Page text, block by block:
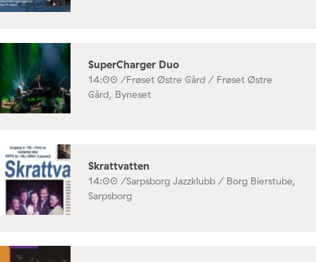
SuperCharger Duo
14:00 /Frøset Østre Gård / Frøset Østre
Gård, Byneset
Skrattvatten
14:00 /Sarpsborg Jazzklubb / Borg Bierstube,
Sarpsborg